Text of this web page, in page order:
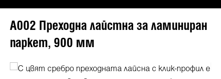
A002 Преходна лайстна за ламиниран
паркет, 900 мм
Пропуснете галерия с изображения